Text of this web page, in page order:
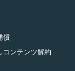
償
コンテンツ解約